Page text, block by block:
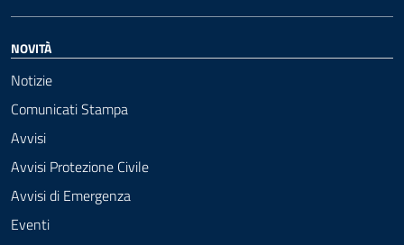
NOVITÀ
Notizie
Comunicati Stampa
Avvisi
Avvisi Protezione Civile
Avvisi di Emergenza
Eventi